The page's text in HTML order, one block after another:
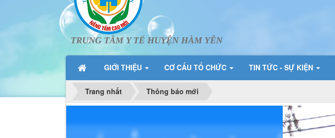
TRUNG TÂM Y TẾ HUYỆN HÀM YÊN
GIỚI THIỆU CƠ CẤU TỔ CHỨC TIN TỨC - SỰ KIỆN
Trang nhất Thông báo mới